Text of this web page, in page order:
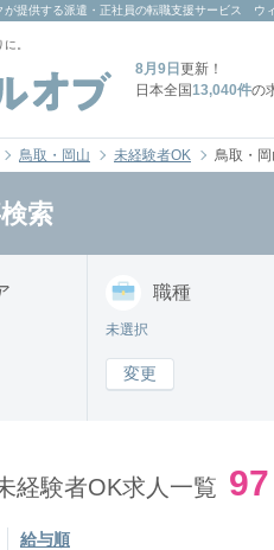
が提供する派遣・正社員の転職支援サービス ウ
。
8月9日 更新！
日本全国13,040件の
鳥取・岡山 未経験者OK 鳥取・
索
職種
未選択
変更
経験者OK求人一覧 97
給与順